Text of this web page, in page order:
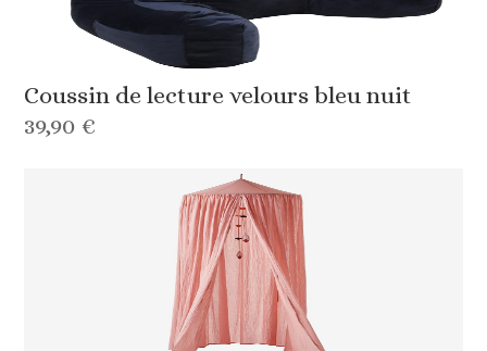
Coussin de lecture velours bleu nuit
39,90 €